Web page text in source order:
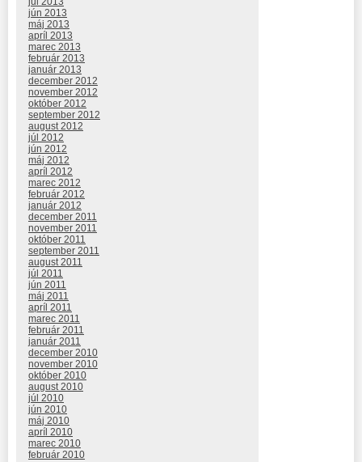
jún 2013
máj 2013
apríl 2013
marec 2013
február 2013
január 2013
december 2012
november 2012
október 2012
september 2012
august 2012
júl 2012
jún 2012
máj 2012
apríl 2012
marec 2012
február 2012
január 2012
december 2011
november 2011
október 2011
september 2011
august 2011
júl 2011
jún 2011
máj 2011
apríl 2011
marec 2011
február 2011
január 2011
december 2010
november 2010
október 2010
august 2010
júl 2010
jún 2010
máj 2010
apríl 2010
marec 2010
február 2010